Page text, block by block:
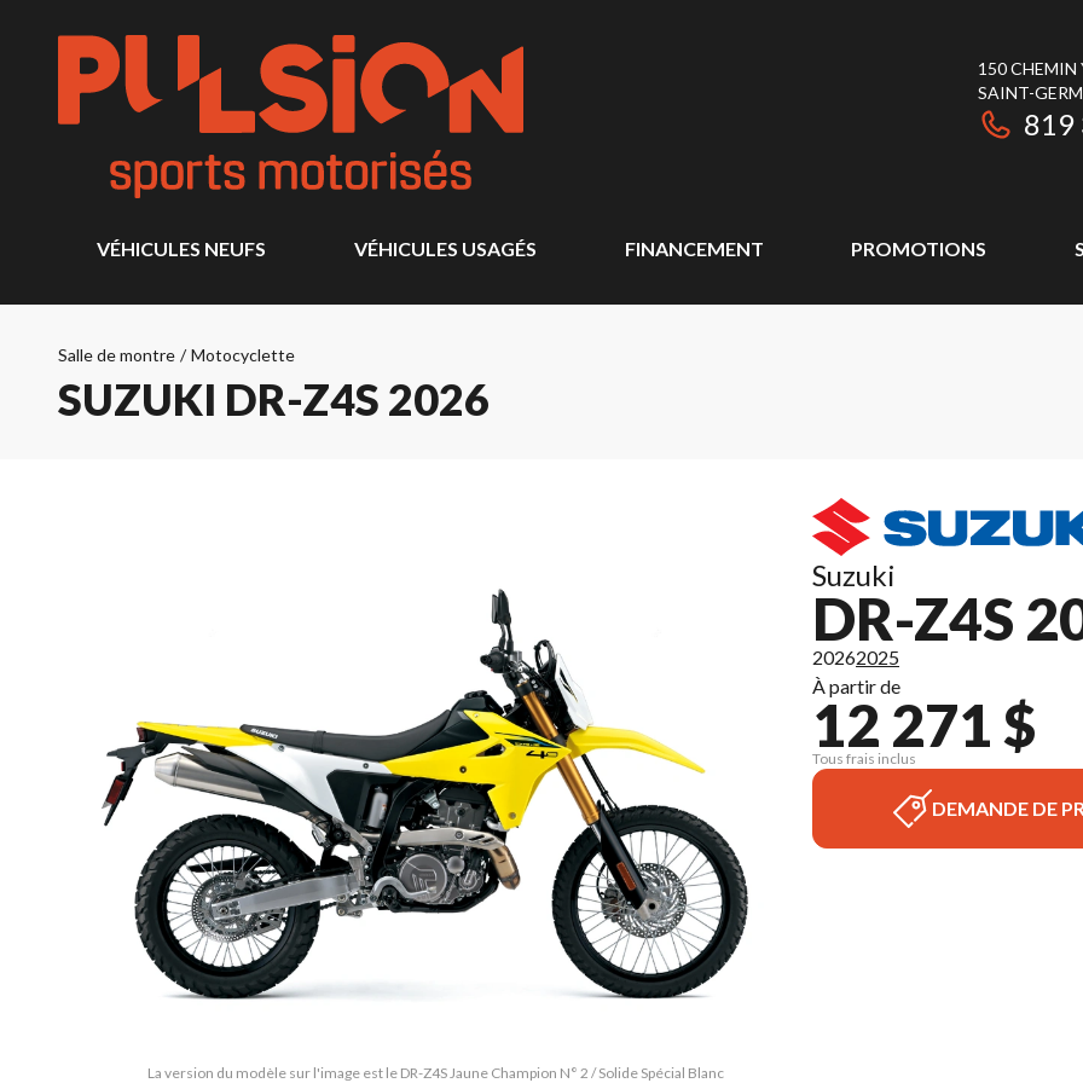
150 CHEMIN
SAINT-
819
VÉHICULES NEUFS VÉHICULES USAGÉS FINANCEMENT PROMOTIONS
Salle de montre / Motocyclette
SUZUKI DR-Z4S 2026
La version du modèle sur l'image est le DR-Z4S Jaune Champion N° 2 / Solide Spécial Blanc
Suzuki
DR-Z4S
20262025
À partir de
12 271 $
Tous frais inclus
DEMANDE DE